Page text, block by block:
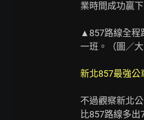
業時間成功贏
▲857路線全程
一班。（圖／大
新北857最強公
不過觀察新北
比857路線多